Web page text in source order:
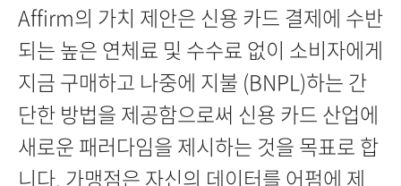
Affirm의 가치 제안은 신용 카드 결제에 수반
되는 높은 연체료 및 수수료 없이 소비자에게
지금 구매하고 나중에 지불 (BNPL)하는 간
단한 방법을 제공함으로써 신용 카드 산업에
새로운 패러다임을 제시하는 것을 목표로 합
니다. 가맹점은 자신의 데이터를 어펌에 제